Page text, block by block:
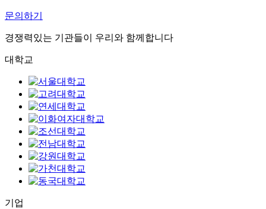
문의하기
경쟁력있는 기관들이 우리와 함께합니다
대학교
기업